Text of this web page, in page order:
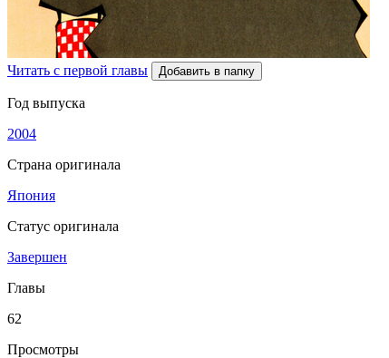
Читать с первой главы Добавить в папку
Год выпуска
2004
Страна оригинала
Япония
Статус оригинала
Завершен
Главы
62
Просмотры